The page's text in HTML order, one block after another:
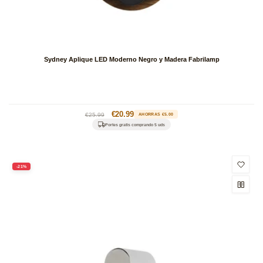
Sydney Aplique LED Moderno Negro y Madera Fabrilamp
Precio
habitual
€25.99
Precio
de
€20.99 AHORRAS €5.00
Portes gratis comprando 5 uds
-21%